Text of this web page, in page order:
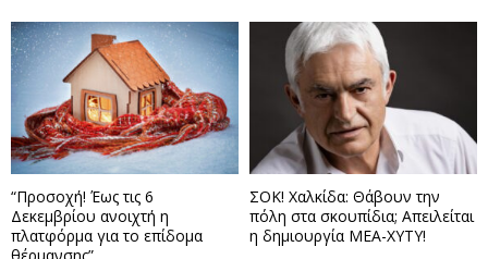
“Προσοχή! Έως τις 6
Δεκεμβρίου ανοιχτή η
πλατφόρμα για το επίδομα
ΣΟΚ! Χαλκίδα: Θάβουν την
πόλη στα σκουπίδια; Απειλείται
η δημιουργία ΜΕΑ-ΧΥΤΥ!